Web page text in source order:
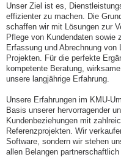
Unser Ziel ist es,
effizienter zu machen. Die
schaffen wir mit Lösungen zur
Pflege von Kundendaten sowie
Erfassung und Abrechnung von
Projekten. Für die perfekte
kompetente Beratung,
unsere langjährige Erfahrung.
Unsere Erfahrungen im KMU-
Basis unserer hervorragender
Kundenbeziehungen mit
Referenzprojekten. Wir
Software, sondern wir stehen
allen Belangen partnerschaftlich